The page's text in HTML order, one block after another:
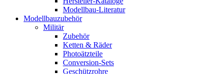
Modellbau-Literatur
Modellbauzubehör
Militär
Zubehör
Ketten & Räder
Photoätzteile
Conversion-Sets
Geschützrohre